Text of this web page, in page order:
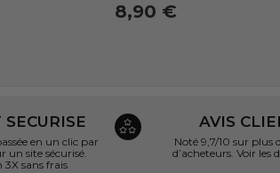
8,90 €
en un clic par
un site sécurisé.
3X sans frais
AVIS
Noté 9,7/10 sur plus
d’acheteurs.Voir les